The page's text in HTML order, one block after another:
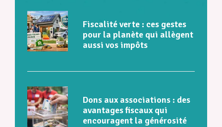
Fiscalité verte : ces gestes
pour la planète qui allègent
aussi vos impôts
Dons aux associations : des
avantages fiscaux qui
encouragent la générosité